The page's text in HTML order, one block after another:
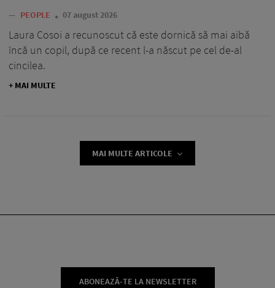
— PEOPLE 07 august 2026
Laura Cosoi a recunoscut că este dornică să mai aibă
încă un copil, după ce recent l-a născut pe cel de-al
cincilea.
+ MAI MULTE
MAI MULTE ARTICOLE
ABONEAZĂ-TE LA NEWSLETTER